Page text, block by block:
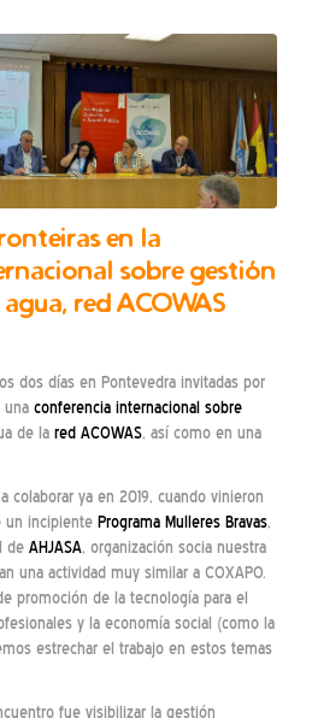
en la
sobre gestión
red ACOWAS
dos días en Pontevedra invitadas por
una conferencia internacional sobre
de la red ACOWAS, así como en una
colaborar ya en 2019, cuando vinieron
un incipiente Programa Mulleres Bravas,
de AHJASA, organización socia nuestra
una actividad muy similar a COXAPO.
promoción de la tecnología para el
y la economía social (como la
estrechar el trabajo en estos temas
fue visibilizar la gestión